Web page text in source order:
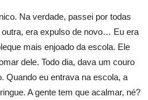
Na verdade, passei por todas
era expulso de novo… Eu era
mais enjoado da escola. Ele
dele. Todo dia, dava um couro
Quando eu entrava na escola, a
A gente tem que acalmar, né?